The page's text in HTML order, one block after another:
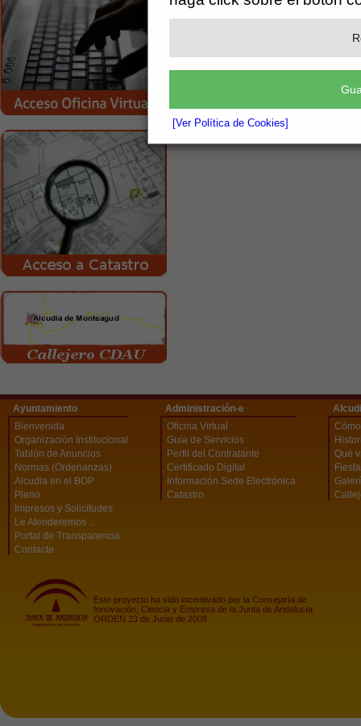
[Ver Política de Cookies]
Ayuntamiento
Bienvenida
Organización Institucional
Tablón de Anuncios
Normas (Ordenanzas)
Alcudia en el BOP
Pleno
Impresos y Solicitudes
Le Atenderemos ..
Portal de Transparencia
Contacte
Administración-e
Oficina Virtual
Guía de Servicios
Perfil del Contratante
Certificado Digital
Información Sede Electrónica
Catastro
Qué
Este proyecto ha sido incentivado por la Consejaría de
Innovación, Ciencia y Empresa de la Junta de Andalucía
ORDEN 23 de Junio de 2008